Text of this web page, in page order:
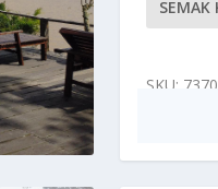
SEMAK
SKU: